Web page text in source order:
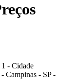
1 - Cidade
Campinas - SP -